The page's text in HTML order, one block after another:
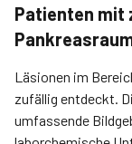
Patienten mit
Läsionen im
zufällig entdeckt.
umfassende